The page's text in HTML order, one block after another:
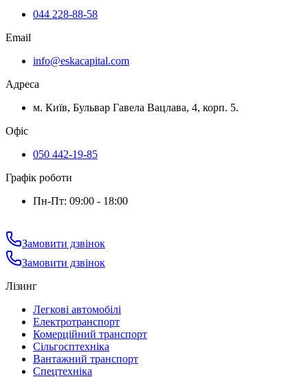
044 228-88-58
Email
info@eskacapital.com
Адреса
м. Київ, Бульвар Гавела Вацлава, 4, корп. 5.
Офіс
050 442-19-85
Графік роботи
Пн-Пт: 09:00 - 18:00
Замовити дзвінок
Замовити дзвінок
Лізинг
Легкові автомобілі
Електротранспорт
Комерційний транспорт
Сільгосптехніка
Вантажний транспорт
Спецтехніка